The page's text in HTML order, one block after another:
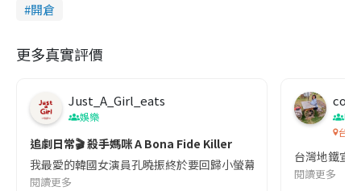
開倉
更多真實評價
Just_A_Girl_eats
娛樂
追劇日常🎬 殺手媽咪 A Bona Fide Killer
我最愛的韓國女演員孔曉振終於要回歸小螢幕啦!這次的劇本改編
閱讀更多
co
吹
台灣
台灣地鐵宣
閱讀更多